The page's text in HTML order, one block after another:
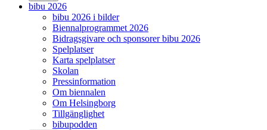
bibu 2026
bibu 2026 i bilder
Biennalprogrammet 2026
Bidragsgivare och sponsorer bibu 2026
Spelplatser
Karta spelplatser
Skolan
Pressinformation
Om biennalen
Om Helsingborg
Tillgänglighet
bibupodden